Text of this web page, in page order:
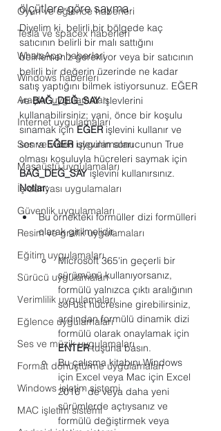
Oyun ve eğlence haberleri
Tesla ve spacex haberleri
WhatsApp haberleri
Windows haberleri
Araçlar uygulamaları
Internet uygulamaları
Ses ve video uygulamaları
Masaüstü uygulamaları
İş dünyası uygulamaları
Güvenlik uygulamaları
Resim ve grafik uygulamaları
Eğitim uygulamaları
Sürücü uygulamaları
Verimlilik uygulamaları
Eğlence uygulamaları
Ses ve müzik uygulamaları
Format dönüştürme uygulamaları
Windows işletim sistemi
MAC işletim sistemi
ölçütlere göre sayma
Diyelim ki, belirli bir bölgede kaç
satıcının belirli bir malı sattığını
belirlemeniz gerekiyor veya bir satıcının
belirli bir değerin üzerinde ne kadar
satış yaptığını bilmek istiyorsunuz. EĞER
ve BAĞ_DEĞ_SAY işlevlerini
kullanabilirsiniz; yani, önce bir koşulu
sınamak için EĞER işlevini kullanır ve
sonra EĞER işlevinin sonucunun True
olması koşuluyla hücreleri saymak için
BAĞ_DEĞ_SAY işlevini kullanırsınız.
Notlar:
Bu örnekteki formüller dizi formülleri
olarak girilmelidir.
Microsoft 365'in geçerli bir
sürümünü kullanıyorsanız,
formülü yalnızca çıktı aralığının
sol üst hücresine girebilirsiniz,
ardından formülü dinamik dizi
formülü olarak onaylamak için
ENTER tuşuna basın.
Bu çalışma kitabını Windows
için Excel veya Mac için Excel
2016 ' de veya daha yeni
sürümlerde açtıysanız ve
formülü değiştirmek veya